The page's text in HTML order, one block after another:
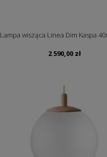
Lampa wisząca Linea Dim Kaspa
2 590,00 zł